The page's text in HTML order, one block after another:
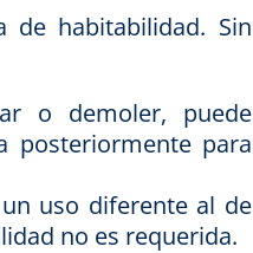
de habitabilidad. Sin
o demoler, puede
posteriormente para
uso diferente al de
no es requerida.